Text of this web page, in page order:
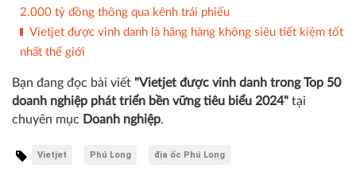
2.000 tỷ đồng thông qua kênh trái phiếu
Vietjet được vinh danh là hãng hàng không siêu tiết kiệm tốt
nhất thế giới
Bạn đang đọc bài viết "Vietjet được vinh danh trong Top 50
doanh nghiệp phát triển bền vững tiêu biểu 2024" tại
chuyên mục Doanh nghiệp.
Vietjet Phú Long địa ốc Phú Long